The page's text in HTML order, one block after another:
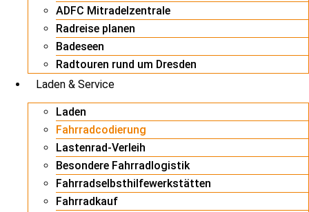
ADFC Mitradelzentrale
Radreise planen
Badeseen
Radtouren rund um Dresden
Laden & Service
Laden
Fahrradcodierung
Lastenrad-Verleih
Besondere Fahrradlogistik
Fahrradselbsthilfewerkstätten
Fahrradkauf